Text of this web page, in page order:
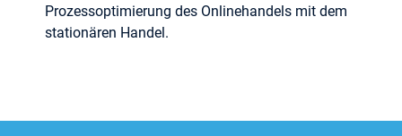
Prozessoptimierung des Onlinehandels mit dem
stationären Handel.